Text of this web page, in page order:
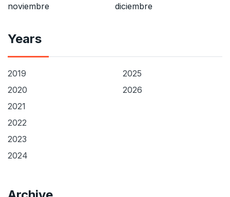
noviembre
diciembre
Years
2019
2020
2021
2022
2023
2024
2025
2026